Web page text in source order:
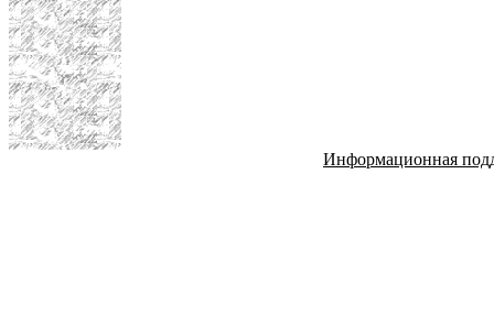
Информационная